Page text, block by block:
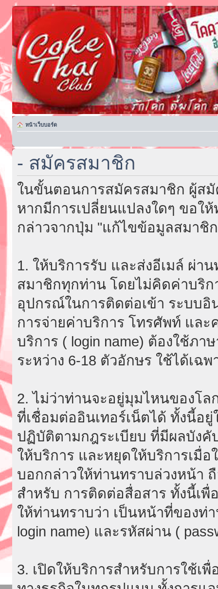
หน้าเว็บบอร์ด
- สมัครสมาชิก
ในขั้นตอนการสมัครสมาชิก ผู้ส
หากมีการเปลี่ยนแปลงใดๆ ขอใ
กล่าวจากปุ่ม "แก้ไขข้อมูลสมาชิ
1. ให้บริการรับ และส่งอีเมล์ ผ่า
สมาชิกทุกท่าน โดยไม่คิดค่าบริก
อุปกรณ์ในการติดต่อเข้า ระบบอิ
การจ่ายค่าบริการ โทรศัพท์ และ
บริการ ( login name) ต้องใช้ภ
ระหว่าง 6-18 ตัวอักษร ใช้ได้เฉ
2. ไม่ว่าท่านจะอยู่มุมไหนของโล
ที่เชื่อมต่ออินเทอร์เน็ตได้ ทั้งนี้อ
ปฏิบัติตามกฎระเบียบ ที่มีผลบังคั
ให้บริการ และหยุดให้บริการเมื่
บอกกล่าวให้ท่านทราบล่วงหน้า
สำหรับ การติดต่อสื่อสาร ทั้งนี้เพื่
ให้ท่านทราบว่า เป็นหน้าที่ของท่
login name) และรหัสผ่าน (
3. เปิดให้บริการสำหรับการใช้เ